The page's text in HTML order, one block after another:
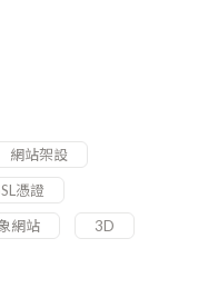
網站架設
憑證
網站
3D